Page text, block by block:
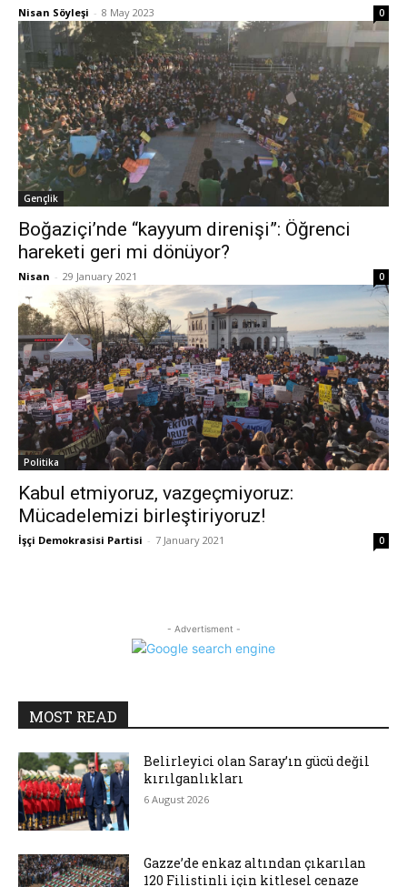
Nisan Söyleşi - 8 May 2023 0
Gençlik
Boğaziçi’nde “kayyum direnişi”: Öğrenci
hareketi geri mi dönüyor?
Nisan - 29 January 2021 0
Politika
Kabul etmiyoruz, vazgeçmiyoruz:
Mücadelemizi birleştiriyoruz!
İşçi Demokrasisi Partisi - 7 January 2021 0
- Advertisment -
MOST READ
Belirleyici olan Saray’ın gücü değil
kırılganlıkları
6 August 2026
Gazze’de enkaz altından çıkarılan
120 Filistinli için kitlesel cenaze